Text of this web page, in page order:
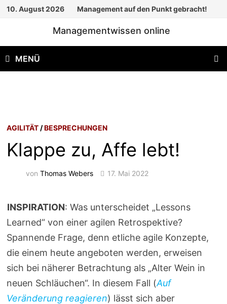
Zum10. August 2026 Management auf den Punkt gebracht!
Managementwissen online
MENÜ
AGILITÄT /BESPRECHUNGEN
Klappe zu, Affe lebt!
vonThomas Webers 17. Mai 2022
INSPIRATION: Was unterscheidet „Lessons
Learned“ von einer agilen Retrospektive?
Spannende Frage, denn etliche agile Konzepte,
die einem heute angeboten werden, erweisen
sich bei näherer Betrachtung als „Alter Wein in
neuen Schläuchen“. In diesem Fall (Auf
Veränderung reagieren) lässt sich aber